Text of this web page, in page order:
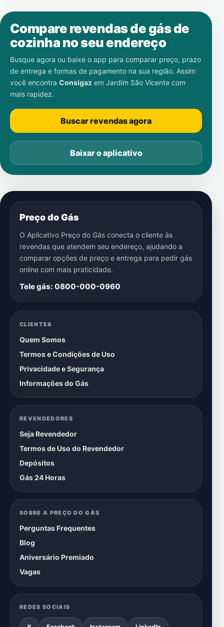
Compare revendas de gás de
cozinha no seu endereço
Busque agora ou baixe o app para comparar preço, prazo
de entrega e formas de pagamento na sua região. Assim
você encontra Consigaz em Jardim São Vicente com
mais rapidez.
Buscar revendas agora
Baixar o aplicativo
Preço do Gás
O Aplicativo Preço do Gás conecta o cliente às
revendas que atendem seu endereço, ajudando a
comparar opções de preço e entrega para pedir gás
online com mais praticidade.
Tele gás: 0800-000-0960
CLIENTES
Quem Somos
Termos e Condições de Uso
Privacidade e Segurança
Informações do Gás
REVENDEDORES
Seja Revendedor
Termos de Uso do Revendedor
Depósitos
Gás 24 Horas
SOBRE A PREÇO DO GÁS
Perguntas Frequentes
Blog
Aniversário Premiado
Vagas
REDES SOCIAIS